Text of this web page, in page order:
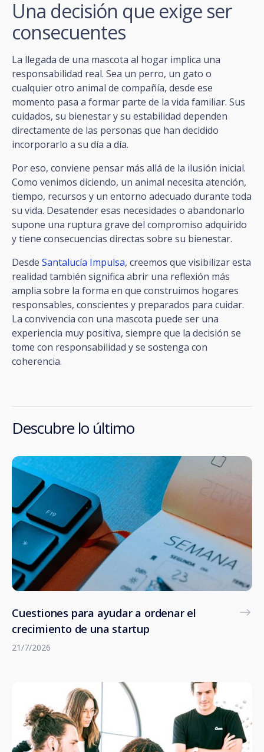
Una decisión que exige ser
consecuentes
La llegada de una mascota al hogar implica una
responsabilidad real. Sea un perro, un gato o
cualquier otro animal de compañía, desde ese
momento pasa a formar parte de la vida familiar. Sus
cuidados, su bienestar y su estabilidad dependen
directamente de las personas que han decidido
incorporarlo a su día a día.
Por eso, conviene pensar más allá de la ilusión inicial.
Como venimos diciendo, un animal necesita atención,
tiempo, recursos y un entorno adecuado durante toda
su vida. Desatender esas necesidades o abandonarlo
supone una ruptura grave del compromiso adquirido
y tiene consecuencias directas sobre su bienestar.
Desde Santalucía Impulsa, creemos que visibilizar esta
realidad también significa abrir una reflexión más
amplia sobre la forma en que construimos hogares
responsables, conscientes y preparados para cuidar.
La convivencia con una mascota puede ser una
experiencia muy positiva, siempre que la decisión se
tome con responsabilidad y se sostenga con
coherencia.
Descubre lo último
Cuestiones para ayudar a ordenar el
crecimiento de una startup
21/7/2026